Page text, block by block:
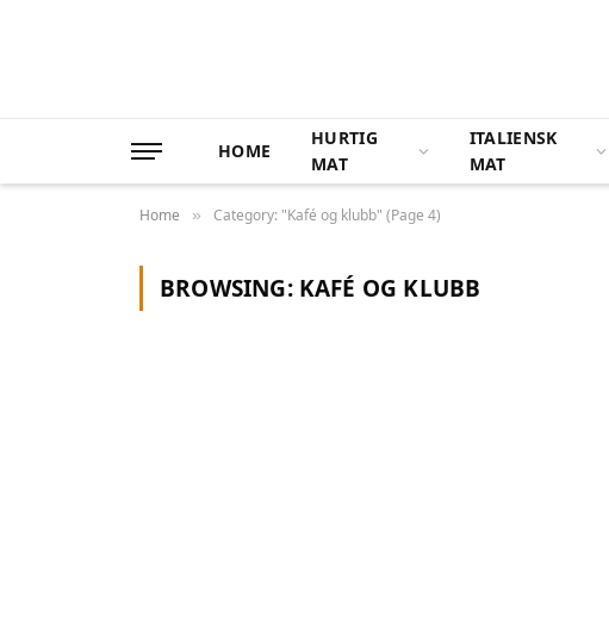
HOME
HURTIG
MAT
ITALIENSK
MAT
Home » Category: "Kafé og klubb" (Page 4)
BROWSING: KAFÉ OG KLUBB